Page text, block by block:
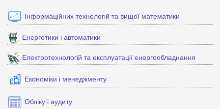
Інформаційних технологій та вищої математики
Енергетики і автоматики
Електротехнологій та експлуатації енергообладнання
Економіки і менеджменту
Обліку і аудиту